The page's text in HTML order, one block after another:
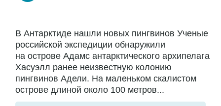
В Антарктиде нашли новых пингвинов Ученые
российской экспедиции обнаружили
на острове Адамс антарктического архипелага
Хасуэлл ранее неизвестную колонию
пингвинов Адели. На маленьком скалистом
острове длиной около 100 метров...